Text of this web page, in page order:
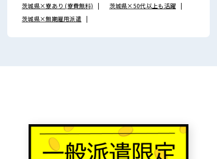
茨城県×寮あり (寮費無料)
茨城県×50代以上も活躍
茨城県×無期雇用派遣